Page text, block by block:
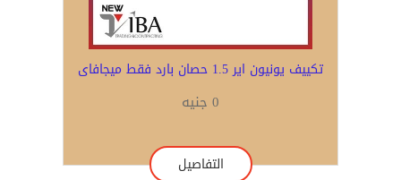
تكييف يونيون اير 1.5 حصان بارد فقط ميجافاى
0 جنيه
التفاصيل